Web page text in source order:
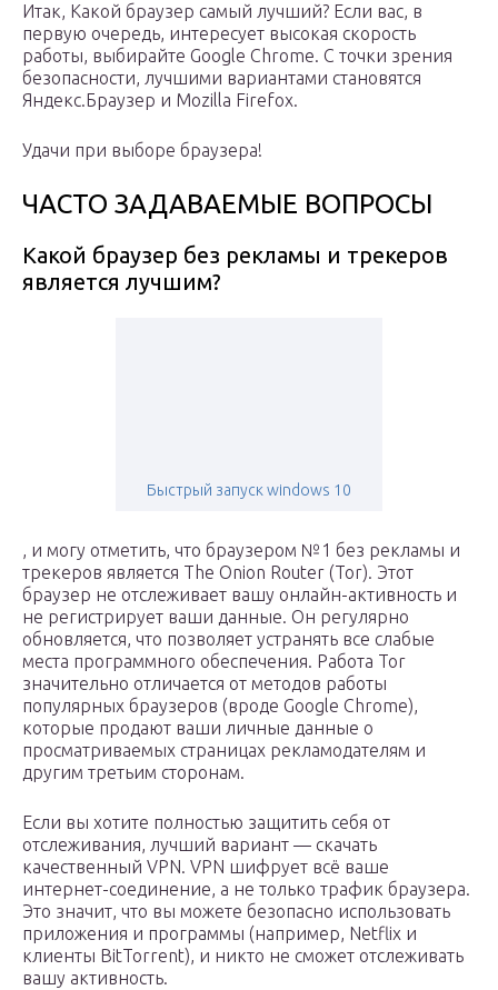
Итак, Какой браузер самый лучший? Если вас, в
первую очередь, интересует высокая скорость
работы, выбирайте Google Chrome. С точки зрения
безопасности, лучшими вариантами становятся
Яндекс.Браузер и Mozilla Firefox.
Удачи при выборе браузера!
ЧАСТО ЗАДАВАЕМЫЕ ВОПРОСЫ
Какой браузер без рекламы и трекеров
является лучшим?
Быстрый запуск windows 10
, и могу отметить, что браузером №1 без рекламы и
трекеров является The Onion Router (Tor). Этот
браузер не отслеживает вашу онлайн-активность и
не регистрирует ваши данные. Он регулярно
обновляется, что позволяет устранять все слабые
места программного обеспечения. Работа Tor
значительно отличается от методов работы
популярных браузеров (вроде Google Chrome),
которые продают ваши личные данные о
просматриваемых страницах рекламодателям и
другим третьим сторонам.
Если вы хотите полностью защитить себя от
отслеживания, лучший вариант — скачать
качественный VPN. VPN шифрует всё ваше
интернет-соединение, а не только трафик браузера.
Это значит, что вы можете безопасно использовать
приложения и программы (например, Netflix и
клиенты BitTorrent), и никто не сможет отслеживать
вашу активность.